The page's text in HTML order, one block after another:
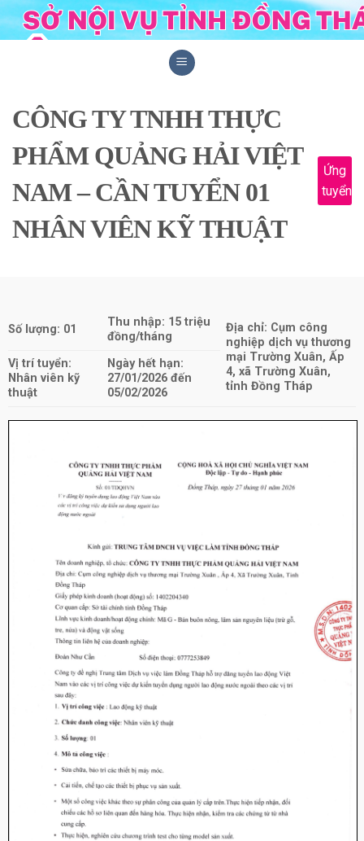
Skip
to
CÔNG TY TNHH THỰC
PHẨM QUẢNG HẢI VIỆT
NAM – CẦN TUYỂN 01
NHÂN VIÊN KỸ THUẬT
Ứng
tuyển
Số lượng: 01
Thu nhập: 15 triệu
đồng/tháng
Địa chỉ: Cụm công
nghiệp dịch vụ thương
mại Trường Xuân, Ấp
4, xã Trường Xuân,
tỉnh Đồng Tháp
Vị trí tuyển:
Nhân viên kỹ
thuật
Ngày hết hạn:
27/01/2026 đến
05/02/2026